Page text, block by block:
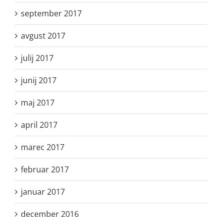
september 2017
avgust 2017
julij 2017
junij 2017
maj 2017
april 2017
marec 2017
februar 2017
januar 2017
december 2016